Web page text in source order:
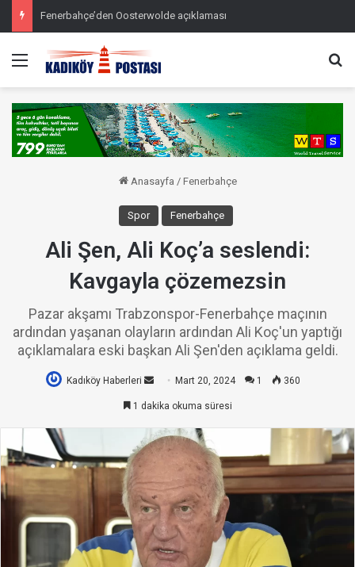
Fenerbahçe’den Oosterwolde açıklaması
Menü
Anasayfa / Fenerbahçe
Spor Fenerbahçe
Ali Şen, Ali Koç’a seslendi:
Kavgayla çözemezsin
Pazar akşamı Trabzonspor-Fenerbahçe maçının
ardından yaşanan olayların ardından Ali Koç'un yaptığı
açıklamalara eski başkan Ali Şen'den açıklama geldi.
Kadıköy Haberleri
Bir
e-
göndermek
Mart 20, 2024 1 360
1 dakika okuma süresi